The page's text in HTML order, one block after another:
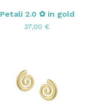
Petali 2.0 ✿ in gold
37,00 €